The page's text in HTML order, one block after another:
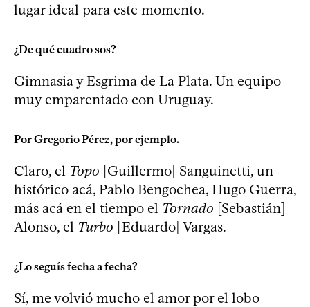
lugar ideal para este momento.
¿De qué cuadro sos?
Gimnasia y Esgrima de La Plata. Un equipo
muy emparentado con Uruguay.
Por Gregorio Pérez, por ejemplo.
Claro, el Topo [Guillermo] Sanguinetti, un
histórico acá, Pablo Bengochea, Hugo Guerra,
más acá en el tiempo el Tornado [Sebastián]
Alonso, el Turbo [Eduardo] Vargas.
¿Lo seguís fecha a fecha?
Sí, me volvió mucho el amor por el lobo